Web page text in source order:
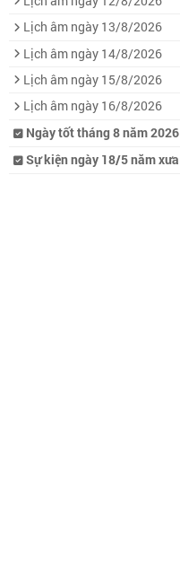
Lịch âm ngày 13/8/2026
Lịch âm ngày 14/8/2026
Lịch âm ngày 15/8/2026
Lịch âm ngày 16/8/2026
Ngày tốt tháng 8 năm 2026
Sự kiện ngày 18/5 năm xưa